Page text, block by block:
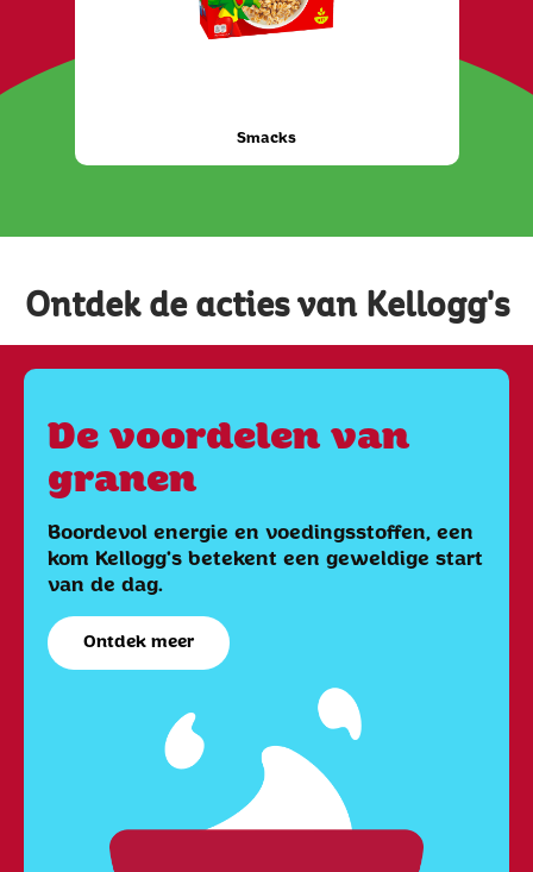
Smacks
Ontdek de acties van Kellogg's
De voordelen van
granen
Boordevol energie en voedingsstoffen, een
kom Kellogg's betekent een geweldige start
van de dag.
Ontdek meer